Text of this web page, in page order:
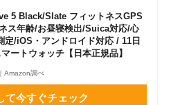
5 Black/Slate フィットネスGPS
ス年齢/お昼寝検出/Suica対応/心
定/iOS・アンドロイド対応 / 11日
ートウォッチ【日本正規品】
Amazon調べ
て今すぐチェック